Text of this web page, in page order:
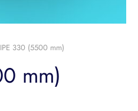
IPE 330 (5500 mm)
mm)